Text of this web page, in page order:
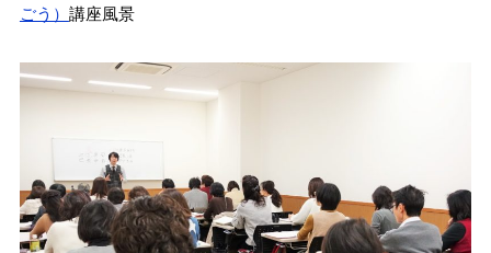
ごう） 講座風景